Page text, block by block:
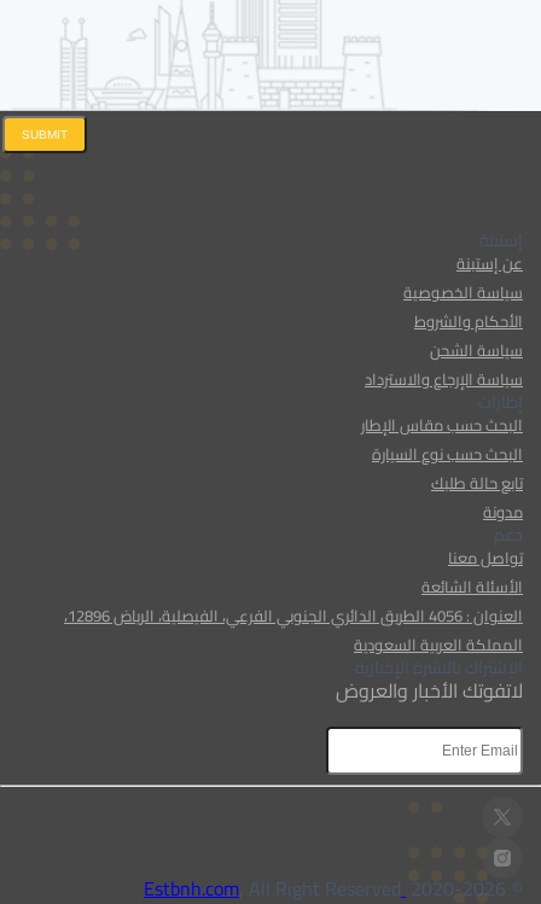
إستبنة
عن إستبنة
سياسة الخصوصية
الأحكام والشروط
سياسة الشحن
سياسة الإرجاع والاسترداد
إطارات
البحث حسب مقاس الإطار
البحث حسب نوع السيارة
تابع حالة طلبك
مدونة
دعم
تواصل معنا
الأسئلة الشائعة
العنوان : 4056 الطريق الدائري الجنوبي الفرعي، الفيصلية، الرياض 12896،
المملكة العربية السعودية
الإشتراك بالنشرة الإخبارية
لاتفوتك الأخبار والعروض
SUBMIT
© 2020-
2026
Estbnh.com
, All Right Reserved